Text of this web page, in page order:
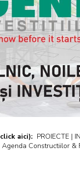
aici): PROIECTE |
Agenda Constructiilor &